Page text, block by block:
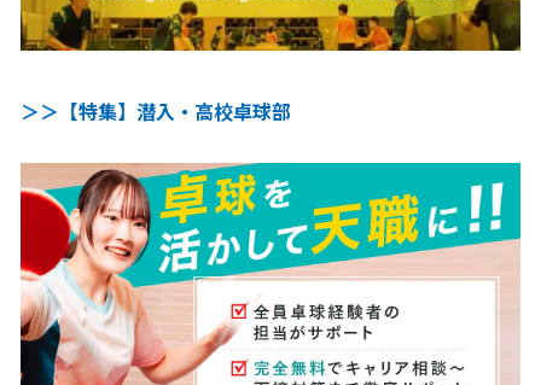
＞＞【特集】潜入・高校卓球部